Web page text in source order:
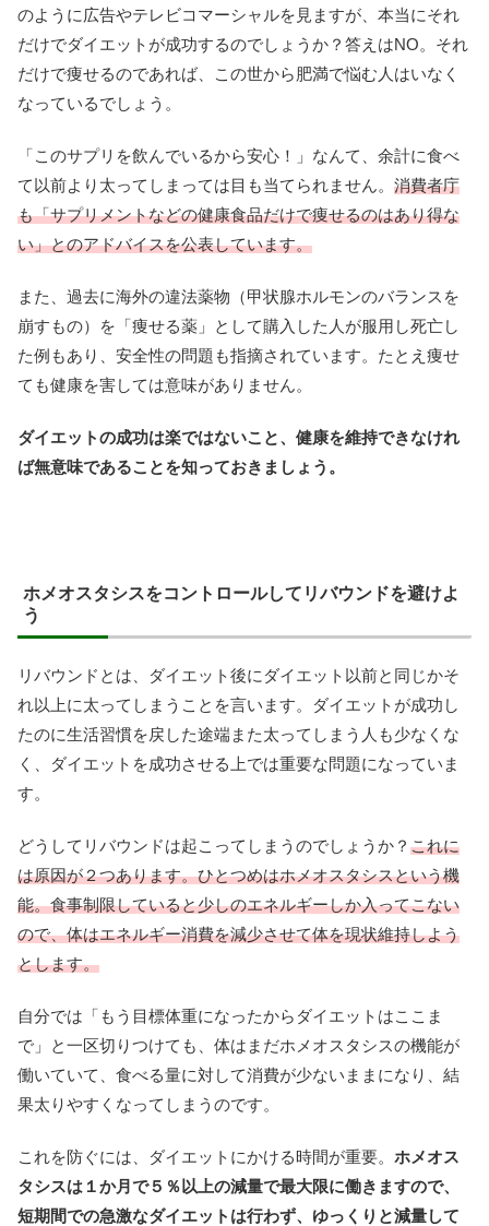
のように広告やテレビコマーシャルを見ますが、本当にそれ
だけでダイエットが成功するのでしょうか？答えはNO。それ
だけで痩せるのであれば、この世から肥満で悩む人はいなく
なっているでしょう。
「このサプリを飲んでいるから安心！」なんて、余計に食べ
て以前より太ってしまっては目も当てられません。 消費者庁
も「サプリメントなどの健康食品だけで痩せるのはあり得な
い」とのアドバイスを公表しています。
また、過去に海外の違法薬物（甲状腺ホルモンのバランスを
崩すもの）を「痩せる薬」として購入した人が服用し死亡し
た例もあり、安全性の問題も指摘されています。たとえ痩せ
ても健康を害しては意味がありません。
ダイエットの成功は楽ではないこと、健康を維持できなけれ
ば無意味であることを知っておきましょう。
ホメオスタシスをコントロールしてリバウンドを避けよ
う
リバウンドとは、ダイエット後にダイエット以前と同じかそ
れ以上に太ってしまうことを言います。ダイエットが成功し
たのに生活習慣を戻した途端また太ってしまう人も少なくな
く、ダイエットを成功させる上では重要な問題になっていま
す。
どうしてリバウンドは起こってしまうのでしょうか？ これに
は原因が２つあります。ひとつめはホメオスタシスという機
能。食事制限していると少しのエネルギーしか入ってこない
ので、体はエネルギー消費を減少させて体を現状維持しよう
とします。
自分では「もう目標体重になったからダイエットはここま
で」と一区切りつけても、体はまだホメオスタシスの機能が
働いていて、食べる量に対して消費が少ないままになり、結
果太りやすくなってしまうのです。
これを防ぐには、ダイエットにかける時間が重要。 ホメオス
タシスは１か月で５％以上の減量で最大限に働きますので、
短期間での急激なダイエットは行わず、ゆっくりと減量して